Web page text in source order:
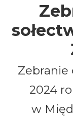
Zebranie
2024
w